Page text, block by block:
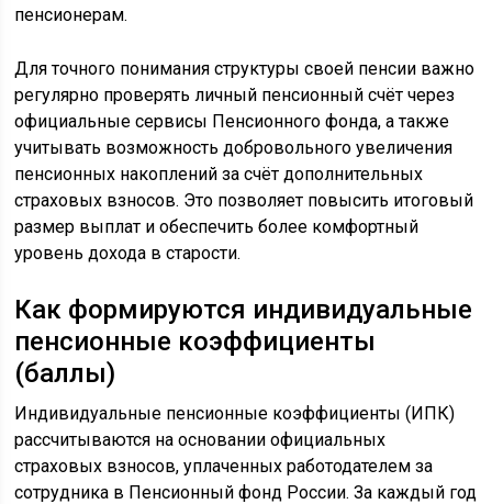
пенсионерам.
Для точного понимания структуры своей пенсии важно
регулярно проверять личный пенсионный счёт через
официальные сервисы Пенсионного фонда, а также
учитывать возможность добровольного увеличения
пенсионных накоплений за счёт дополнительных
страховых взносов. Это позволяет повысить итоговый
размер выплат и обеспечить более комфортный
уровень дохода в старости.
Как формируются индивидуальные
пенсионные коэффициенты
(баллы)
Индивидуальные пенсионные коэффициенты (ИПК)
рассчитываются на основании официальных
страховых взносов, уплаченных работодателем за
сотрудника в Пенсионный фонд России. За каждый год